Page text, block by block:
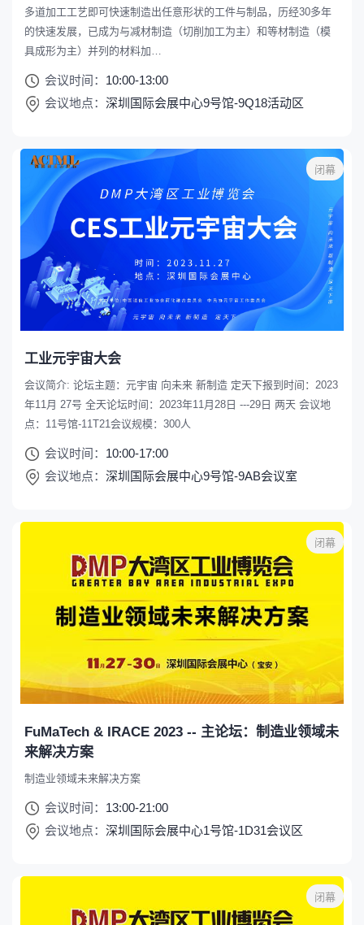
多道加工工艺即可快速制造出任意形状的工件与制品，历经30多年
的快速发展，已成为与减材制造（切削加工为主）和等材制造（模
具成形为主）并列的材料加…
会议时间： 10:00-13:00
会议地点： 深圳国际会展中心9号馆-9Q18活动区
工业元宇宙大会
会议简介: 论坛主题：元宇宙 向未来 新制造 定天下报到时间：2023
年11月 27号 全天论坛时间：2023年11月28日 ---29日 两天 会议地
点：11号馆-11T21会议规模：300人
会议时间： 10:00-17:00
会议地点： 深圳国际会展中心9号馆-9AB会议室
闭幕
FuMaTech & IRACE 2023 -- 主论坛：制造业领域未
来解决方案
制造业领域未来解决方案
会议时间： 13:00-21:00
会议地点： 深圳国际会展中心1号馆-1D31会议区
闭幕
闭幕